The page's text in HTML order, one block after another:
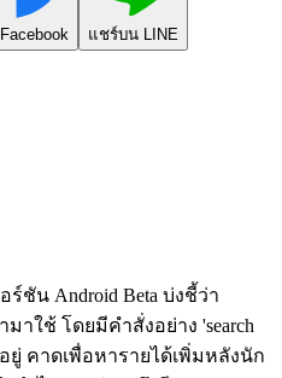
แชร์บน LINE
ร์ชัน Android Beta บ่งชี้ว่า
าใช้ โดยมีคำสั่งอย่าง 'search
อยู่ คาดเพื่อหารายได้เพิ่มหลังนัก